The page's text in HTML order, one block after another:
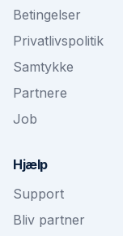
Betingelser
Privatlivspolitik
Samtykke
Partnere
Job
Hjælp
Support
Bliv partner